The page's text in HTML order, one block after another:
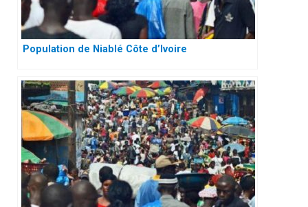
Population de Niablé Côte d’Ivoire